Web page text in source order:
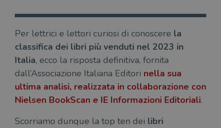
Per lettrici e lettori curiosi di conoscere la
classifica dei libri più venduti nel 2023 in
Italia, ecco la risposta definitiva, fornita
dall’Associazione Italiana Editori nella sua
ultima analisi, realizzata in collaborazione con
Nielsen BookScan e IE Informazioni Editoriali.
Scorriamo dunque la top ten dei libri